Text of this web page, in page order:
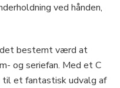
ved hånden,
det bestemt værd at
og seriefan. Med et C
til et fantastisk udvalg af